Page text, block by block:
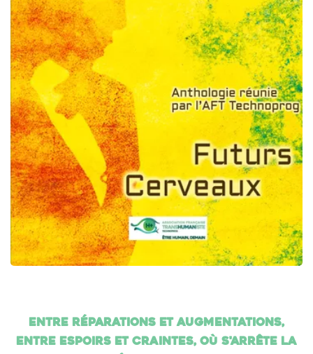
Entre réparations et augmentations,
entre espoirs et craintes, où s'arrête la